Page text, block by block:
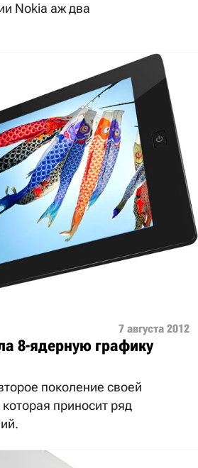
Nokia аж два
7 августа 2012
8-ядерную графику
поколение своей
приносит ряд